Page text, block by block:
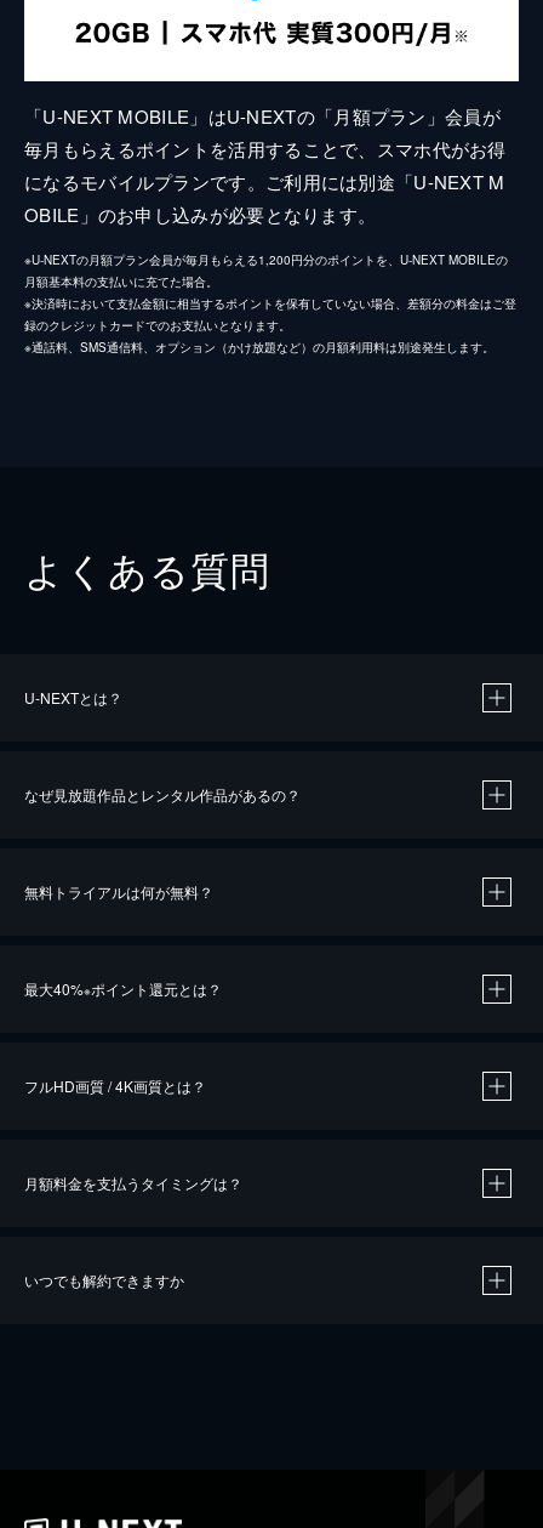
「U-NEXT MOBILE」はU-NEXTの「月額プラン」会員が
毎月もらえるポイントを活用することで、スマホ代がお得
になるモバイルプランです。ご利用には別途「U-NEXT M
OBILE」のお申し込みが必要となります。
※U-NEXTの月額プラン会員が毎月もらえる1,200円分のポイントを、U-NEXT MOBILEの
月額基本料の支払いに充てた場合。
※決済時において支払金額に相当するポイントを保有していない場合、差額分の料金はご登
録のクレジットカードでのお支払いとなります。
※通話料、SMS通信料、オプション（かけ放題など）の月額利用料は別途発生します。
よくある質問
U-NEXTとは？
なぜ見放題作品とレンタル作品があるの？
無料トライアルは何が無料？
最大40%※ポイント還元とは？
※40％ポイント還元の対象は、クレジットカード決済による作品の購入 / レンタルです。
iOSアプリのUコイン決済による作品の購入 / レンタルは、20％のポイント還元です。
フルHD画質 / 4K画質とは？
月額料金を支払うタイミングは？
いつでも解約できますか